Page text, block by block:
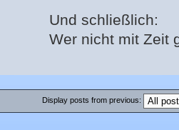
Und schließlich:
Wer nicht mit Zeit
Display posts from previous: